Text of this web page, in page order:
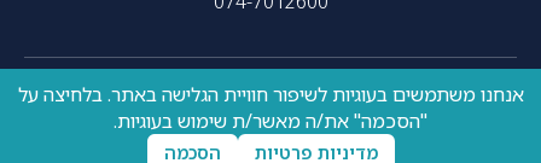
כל הזכויות שמורות – 2020- עוצב על ידיresolve| פותח על ידי
UpNext
אנחנו משתמשים בעוגיות לשיפור חוויית הגלישה באתר. בלחיצה על
"הסכמה" את/ה מאשר/ת שימוש בעוגיות.
מדיניות פרטיות הסכמה